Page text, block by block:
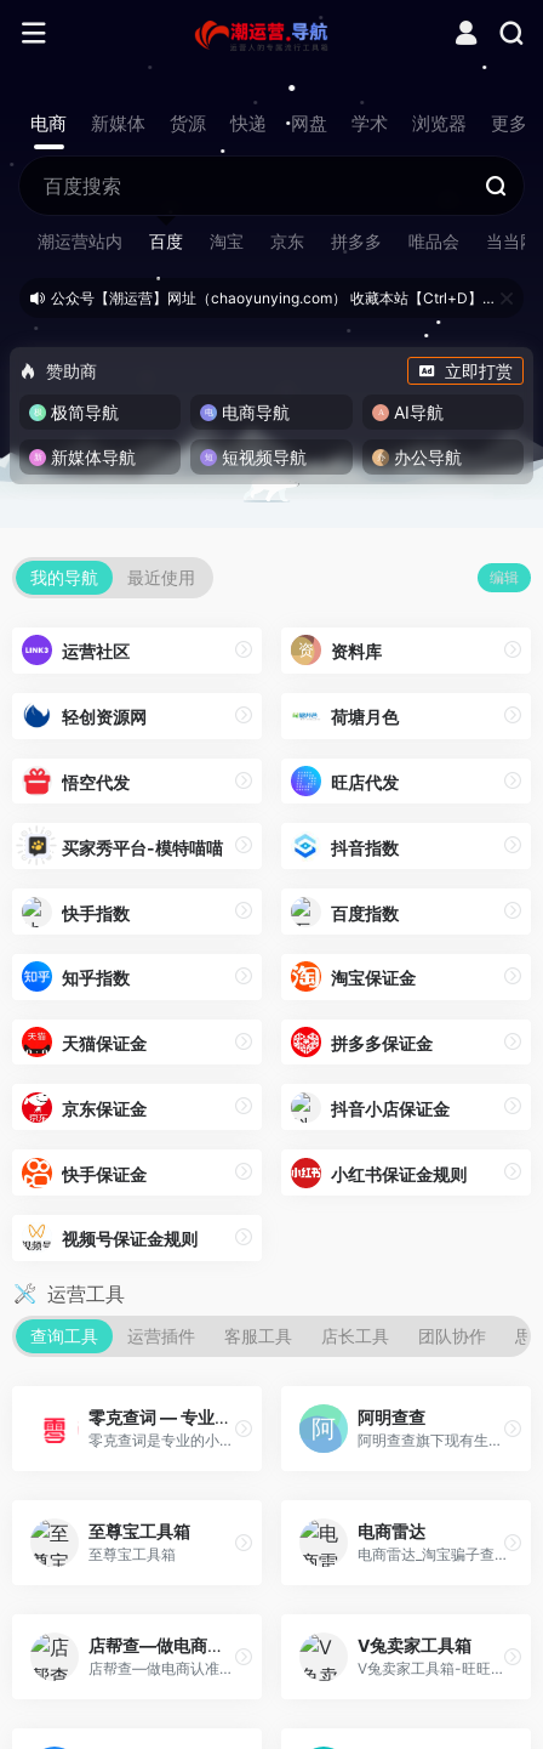
电商 新媒体 货源 快递 网盘 学术 浏览器 更多
潮运营站内 百度 淘宝 京东 拼多多 唯品会 当当网
公众号【潮运营】网址（chaoyunying.com） 收藏本站【Ctrl+D】 (01/28)
赞助商
立即打赏
极简导航
电商导航 AI导航
新媒体导航 短视频导航 办公导航
我的导航 最近使用 编辑
运营社区 资料库
轻创资源网 荷塘月色
悟空代发 旺店代发
买家秀平台-模特喵喵 抖音指数
快手指数 百度指数
知乎指数 淘宝保证金
天猫保证金 拼多多保证金
京东保证金 抖音小店保证金
快手保证金 小红书保证金规则
视频号保证金规则
运营工具
查询工具 运营插件 客服工具 店长工具 团队协作 思
零克查词 — 专业的小红书、抖音、B站、小红书敏感词检测工具
零克查词是专业的小红书敏感词和违规词检测工具，同时具备抖音敏感词，快手敏感词，B站敏感词检测功能，是内容创作者的内容优化必备工具。
阿明查查
阿明查查旗下现有生意参谋工具、超级推荐工具以及三大平台详情页工具。阿明查查致力于服务电商人，助力电商人直观的掌握市场情况，高效办公。
至尊宝工具箱
至尊宝工具箱
电商雷达
电商雷达_淘宝骗子查询_淘宝骗子曝光_淘宝骗子举报中心
店帮查—做电商认准店帮查
店帮查—做电商认准店帮查
V兔卖家工具箱
V兔卖家工具箱-旺旺照妖镜 黑号查询 旺旺强行打标 关键词卡首屏 生意参谋插件 淘宝卖家工具箱